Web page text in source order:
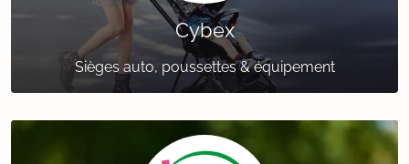
Cybex
Sièges auto, poussettes & équipement